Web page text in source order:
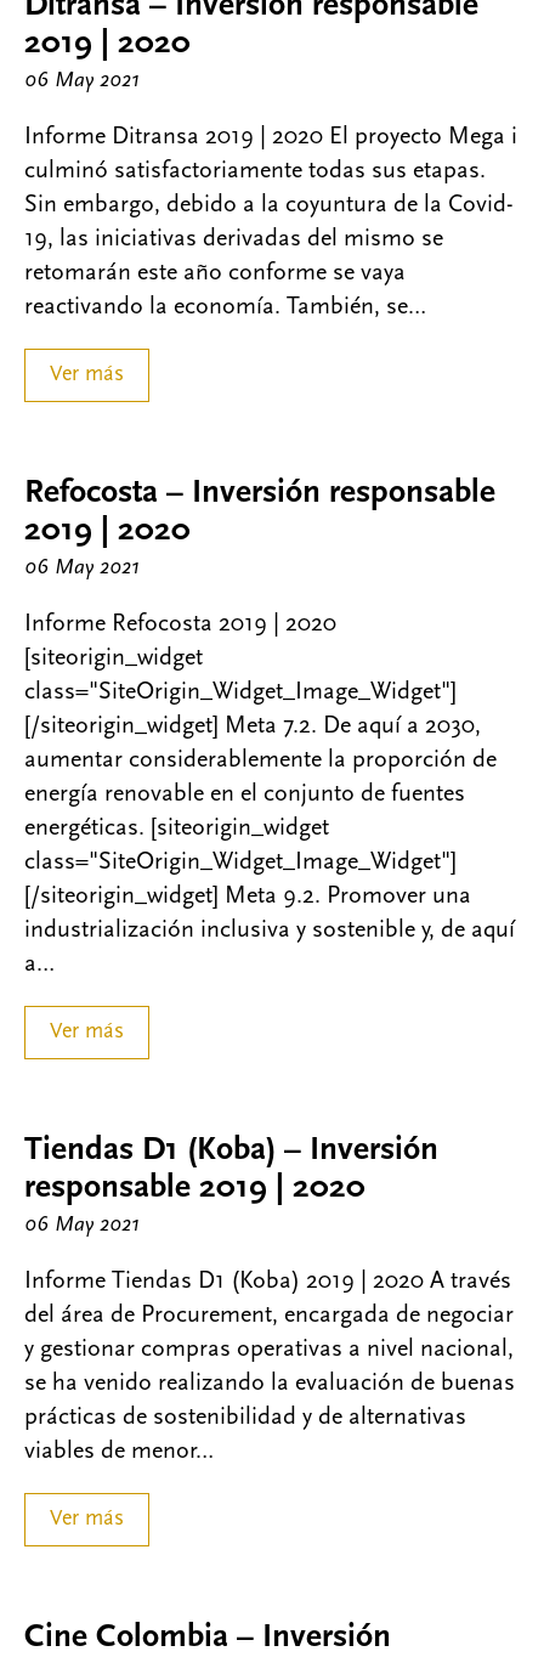
2019 | 2020
06 May 2021
Informe Ditransa 2019 | 2020 El proyecto Mega i
culminó satisfactoriamente todas sus etapas.
Sin embargo, debido a la coyuntura de la Covid-
19, las iniciativas derivadas del mismo se
retomarán este año conforme se vaya
reactivando la economía. También, se…
Ver más
Refocosta – Inversión responsable
2019 | 2020
06 May 2021
Informe Refocosta 2019 | 2020
[siteorigin_widget
class="SiteOrigin_Widget_Image_Widget"]
[/siteorigin_widget] Meta 7.2. De aquí a 2030,
aumentar considerablemente la proporción de
energía renovable en el conjunto de fuentes
energéticas. [siteorigin_widget
class="SiteOrigin_Widget_Image_Widget"]
[/siteorigin_widget] Meta 9.2. Promover una
industrialización inclusiva y sostenible y, de aquí
a…
Ver más
Tiendas D1 (Koba) – Inversión
responsable 2019 | 2020
06 May 2021
Informe Tiendas D1 (Koba) 2019 | 2020 A través
del área de Procurement, encargada de negociar
y gestionar compras operativas a nivel nacional,
se ha venido realizando la evaluación de buenas
prácticas de sostenibilidad y de alternativas
viables de menor…
Ver más
Cine Colombia – Inversión